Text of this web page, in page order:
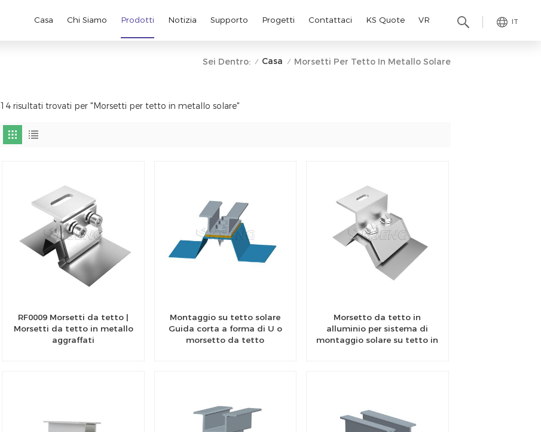
IT
Casa Chi Siamo Prodotti Notizia Supporto Progetti Contattaci KS Quote VR
Sei Dentro: / Casa / Morsetti Per Tetto In Metallo Solare
14 risultati trovati per "Morsetti per tetto in metallo solare"
RF0009 Morsetti da tetto |
Morsetti da tetto in metallo
aggraffati
Montaggio su tetto solare
Guida corta a forma di U o
morsetto da tetto
Morsetto da tetto in
alluminio per sistema di
montaggio solare su tetto in